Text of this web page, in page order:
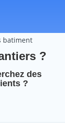
batiment
?
des
?